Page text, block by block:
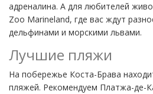
адреналина. А для любителей
Zoo Marineland, где вас ждут
дельфинами и морскими львами.
Лучшие пляжи
На побережье Коста-Брава
пляжей. Рекомендуем Платжа-де-